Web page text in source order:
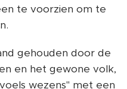
te voorzien om te
gehouden door de
en het gewone volk,
wezens" met een